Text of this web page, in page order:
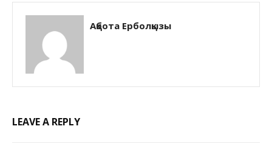
Ақбота Ерболқызы
LEAVE A REPLY